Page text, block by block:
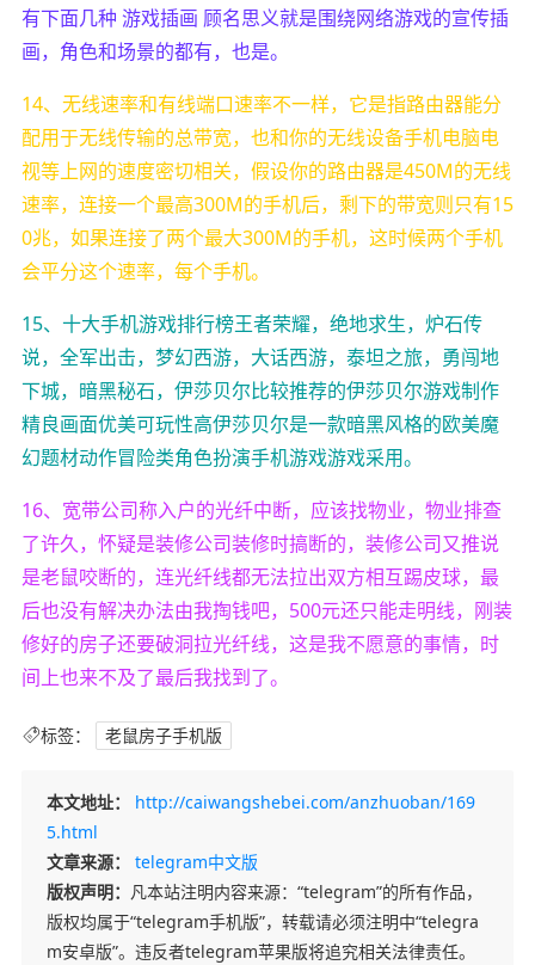
有下面几种 游戏插画 顾名思义就是围绕网络游戏的宣传插
画，角色和场景的都有，也是。
14、无线速率和有线端口速率不一样，它是指路由器能分
配用于无线传输的总带宽，也和你的无线设备手机电脑电
视等上网的速度密切相关，假设你的路由器是450M的无线
速率，连接一个最高300M的手机后，剩下的带宽则只有15
0兆，如果连接了两个最大300M的手机，这时候两个手机
会平分这个速率，每个手机。
15、十大手机游戏排行榜王者荣耀，绝地求生，炉石传
说，全军出击，梦幻西游，大话西游，泰坦之旅，勇闯地
下城，暗黑秘石，伊莎贝尔比较推荐的伊莎贝尔游戏制作
精良画面优美可玩性高伊莎贝尔是一款暗黑风格的欧美魔
幻题材动作冒险类角色扮演手机游戏游戏采用。
16、宽带公司称入户的光纤中断，应该找物业，物业排查
了许久，怀疑是装修公司装修时搞断的，装修公司又推说
是老鼠咬断的，连光纤线都无法拉出双方相互踢皮球，最
后也没有解决办法由我掏钱吧，500元还只能走明线，刚装
修好的房子还要破洞拉光纤线，这是我不愿意的事情，时
间上也来不及了最后我找到了。
标签： 老鼠房子手机版
本文地址：
http://caiwangshebei.com/anzhuoban/169
5.html
文章来源：
telegram中文版
版权声明： 凡本站注明内容来源：“telegram”的所有作品，
版权均属于“telegram手机版”，转载请必须注明中“telegra
m安卓版”。违反者telegram苹果版将追究相关法律责任。